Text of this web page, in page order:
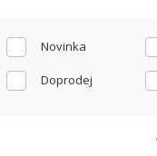
Novinka
Doprodej